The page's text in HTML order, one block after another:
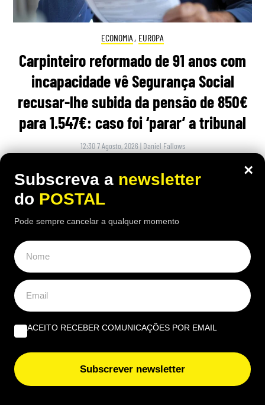
ECONOMIA , EUROPA
Carpinteiro reformado de 91 anos com
incapacidade vê Segurança Social
recusar-lhe subida da pensão de 850€
para 1.547€: caso foi ‘parar’ a tribunal
12:30 7 Agosto, 2026 | Daniel Fallows
Justiça espanhola recusou aumentar a pensão de
um carpinteiro de 91 anos, apesar das várias
cirurgias e limitações físicas
×
Subscreva a newsletter
do POSTAL
Pode sempre cancelar a qualquer momento
ACEITO RECEBER COMUNICAÇÕES POR EMAIL
Subscrever newsletter